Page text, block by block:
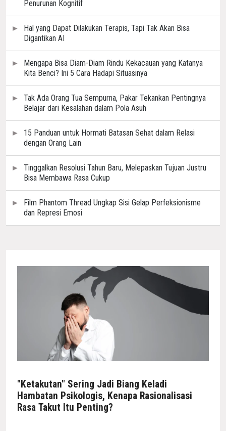
Penurunan Kognitif
Hal yang Dapat Dilakukan Terapis, Tapi Tak Akan Bisa
Digantikan AI
Mengapa Bisa Diam-Diam Rindu Kekacauan yang Katanya
Kita Benci? Ini 5 Cara Hadapi Situasinya
Tak Ada Orang Tua Sempurna, Pakar Tekankan Pentingnya
Belajar dari Kesalahan dalam Pola Asuh
15 Panduan untuk Hormati Batasan Sehat dalam Relasi
dengan Orang Lain
Tinggalkan Resolusi Tahun Baru, Melepaskan Tujuan Justru
Bisa Membawa Rasa Cukup
Film Phantom Thread Ungkap Sisi Gelap Perfeksionisme
dan Represi Emosi
"Ketakutan" Sering Jadi Biang Keladi
Hambatan Psikologis, Kenapa Rasionalisasi
Rasa Takut Itu Penting?